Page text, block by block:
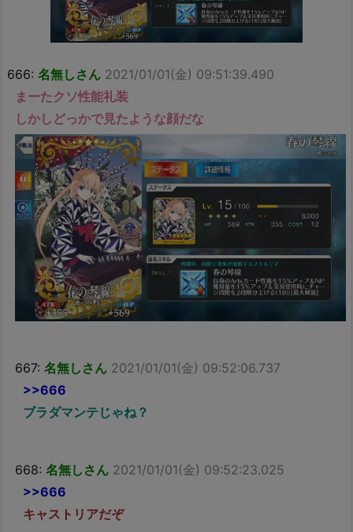
666: 名無しさん 2021/01/01(金) 09:51:39.490
まーたクソ性能礼装
しかしどっかで見たような顔だな
667: 名無しさん 2021/01/01(金) 09:52:06.737
>>666
ブラダマンテじゃね？
668: 名無しさん 2021/01/01(金) 09:52:23.025
>>666
キャストリアだぞ